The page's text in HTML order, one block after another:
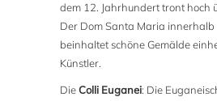
dem 12. Jahrhundert tront hoch
Der Dom Santa Maria innerhalb
beinhaltet schöne Gemälde
Künstler.
DieColli Euganei: Die